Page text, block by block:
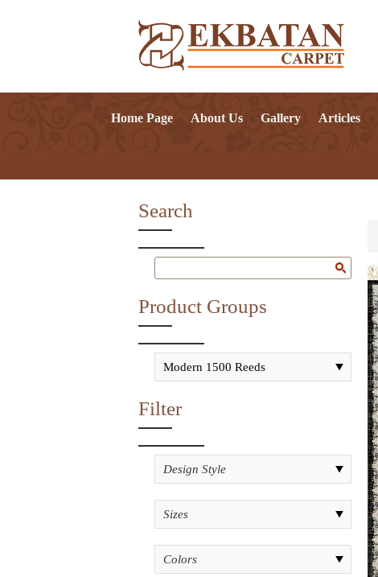
Home Page About Us Gallery Articles
Search
Product Groups
Filter